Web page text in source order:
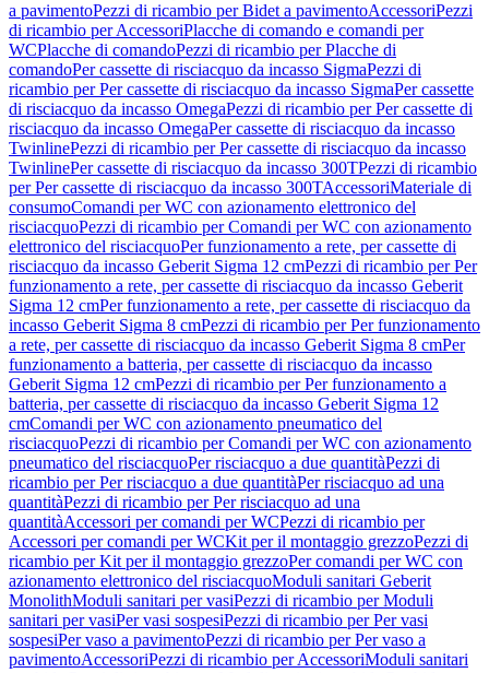
a pavimentoPezzi di ricambio per Bidet a pavimentoAccessoriPezzi
di ricambio per AccessoriPlacche di comando e comandi per
WCPlacche di comandoPezzi di ricambio per Placche di
comandoPer cassette di risciacquo da incasso SigmaPezzi di
ricambio per Per cassette di risciacquo da incasso SigmaPer cassette
di risciacquo da incasso OmegaPezzi di ricambio per Per cassette di
risciacquo da incasso OmegaPer cassette di risciacquo da incasso
TwinlinePezzi di ricambio per Per cassette di risciacquo da incasso
TwinlinePer cassette di risciacquo da incasso 300TPezzi di ricambio
per Per cassette di risciacquo da incasso 300TAccessoriMateriale di
consumoComandi per WC con azionamento elettronico del
risciacquoPezzi di ricambio per Comandi per WC con azionamento
elettronico del risciacquoPer funzionamento a rete, per cassette di
risciacquo da incasso Geberit Sigma 12 cmPezzi di ricambio per Per
funzionamento a rete, per cassette di risciacquo da incasso Geberit
Sigma 12 cmPer funzionamento a rete, per cassette di risciacquo da
incasso Geberit Sigma 8 cmPezzi di ricambio per Per funzionamento
a rete, per cassette di risciacquo da incasso Geberit Sigma 8 cmPer
funzionamento a batteria, per cassette di risciacquo da incasso
Geberit Sigma 12 cmPezzi di ricambio per Per funzionamento a
batteria, per cassette di risciacquo da incasso Geberit Sigma 12
cmComandi per WC con azionamento pneumatico del
risciacquoPezzi di ricambio per Comandi per WC con azionamento
pneumatico del risciacquoPer risciacquo a due quantitàPezzi di
ricambio per Per risciacquo a due quantitàPer risciacquo ad una
quantitàPezzi di ricambio per Per risciacquo ad una
quantitàAccessori per comandi per WCPezzi di ricambio per
Accessori per comandi per WCKit per il montaggio grezzoPezzi di
ricambio per Kit per il montaggio grezzoPer comandi per WC con
azionamento elettronico del risciacquoModuli sanitari Geberit
MonolithModuli sanitari per vasiPezzi di ricambio per Moduli
sanitari per vasiPer vasi sospesiPezzi di ricambio per Per vasi
sospesiPer vaso a pavimentoPezzi di ricambio per Per vaso a
pavimentoAccessoriPezzi di ricambio per AccessoriModuli sanitari